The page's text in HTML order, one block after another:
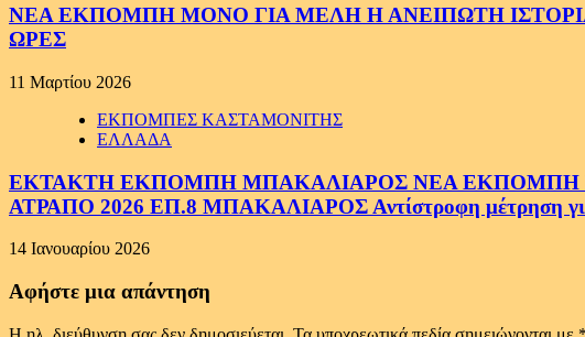
ΝΕΑ ΕΚΠΟΜΠΗ ΜΟΝΟ ΓΙΑ ΜΕΛΗ Η ΑΝΕΙΠΩΤΗ
ΩΡΕΣ
11 Μαρτίου 2026
ΕΚΠΟΜΠΕΣ ΚΑΣΤΑΜΟΝΙΤΗΣ
ΕΛΛΑΔΑ
ΕΚΤΑΚΤΗ ΕΚΠΟΜΠΗ ΜΠΑΚΑΛΙΑΡΟΣ ΝΕΑ ΕΚΠΟΜΠΗ
ΑΤΡΑΠΟ 2026 ΕΠ.8 ΜΠΑΚΑΛΙΑΡΟΣ Αντίστροφη μέτρηση
14 Ιανουαρίου 2026
Αφήστε μια απάντηση